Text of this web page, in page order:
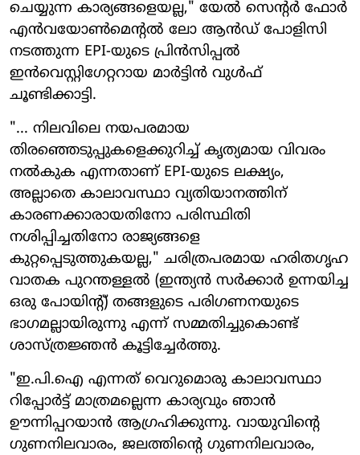
ചെയ്യുന്ന കാര്യങ്ങളെയല്ല," യേൽ സെന്റർ ഫോർ
എൻവയോൺമെന്റൽ ലോ ആൻഡ് പോളിസി
നടത്തുന്ന EPI-യുടെ പ്രിൻസിപ്പൽ
ഇൻവെസ്റ്റിഗേറ്ററായ മാർട്ടിൻ വുൾഫ്
ചൂണ്ടിക്കാട്ടി.
"... നിലവിലെ നയപരമായ
തിരഞ്ഞെടുപ്പുകളെക്കുറിച്ച് കൃത്യമായ വിവരം
നൽകുക എന്നതാണ് EPI-യുടെ ലക്ഷ്യം,
അല്ലാതെ കാലാവസ്ഥാ വ്യതിയാനത്തിന്
കാരണക്കാരായതിനോ പരിസ്ഥിതി
നശിപ്പിച്ചതിനോ രാജ്യങ്ങളെ
കുറ്റപ്പെടുത്തുകയല്ല," ചരിത്രപരമായ ഹരിതഗൃഹ
വാതക പുറന്തള്ളൽ (ഇന്ത്യൻ സർക്കാർ ഉന്നയിച്ച
ഒരു പോയിന്റ്) തങ്ങളുടെ പരിഗണനയുടെ
ഭാഗമല്ലായിരുന്നു എന്ന് സമ്മതിച്ചുകൊണ്ട്
ശാസ്ത്രജ്ഞൻ കൂട്ടിച്ചേർത്തു.
"ഇ.പി.ഐ എന്നത് വെറുമൊരു കാലാവസ്ഥാ
റിപ്പോർട്ട് മാത്രമല്ലെന്ന കാര്യവും ഞാൻ
ഊന്നിപ്പറയാൻ ആഗ്രഹിക്കുന്നു. വായുവിന്റെ
ഗുണനിലവാരം, ജലത്തിന്റെ ഗുണനിലവാരം,